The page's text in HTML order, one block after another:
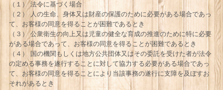
（１） 法令に基づく場合
（２） 人の生命、身体又は財産の保護のために必要がある場合であっ
て、お客様の同意を得ることが困難であるとき
（３） 公衆衛生の向上又は児童の健全な育成の推進のために特に必要
がある場合であって、お客様の同意を得ることが困難であるとき
（４） 国の機関もしくは地方公共団体又はその委託を受けた者が法令
の定める事務を遂行することに対して協力する必要がある場合であっ
て、お客様の同意を得ることにより当該事務の遂行に支障を及ぼすお
それがあるとき